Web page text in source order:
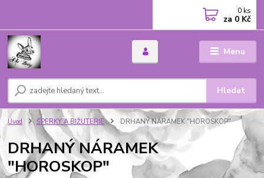
Menu
Hledat
0 ks
za 0 Kč
Úvod ŠPERKY A BIŽUTERIE DRHANÝ NÁRAMEK "HOROSKOP"
DRHANÝ NÁRAMEK
"HOROSKOP"